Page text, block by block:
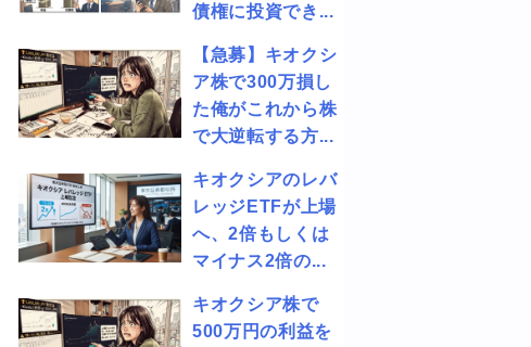
債権に投資でき...
【急募】キオクシ
ア株で300万損し
た俺がこれから株
で大逆転する方...
キオクシアのレバ
レッジETFが上場
へ、2倍もしくは
マイナス2倍の...
キオクシア株で
500万円の利益を